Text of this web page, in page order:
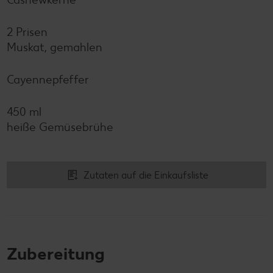
2 Prisen
Muskat, gemahlen
Cayennepfeffer
450 ml
heiße Gemüsebrühe
Zutaten auf die Einkaufsliste
Zubereitung